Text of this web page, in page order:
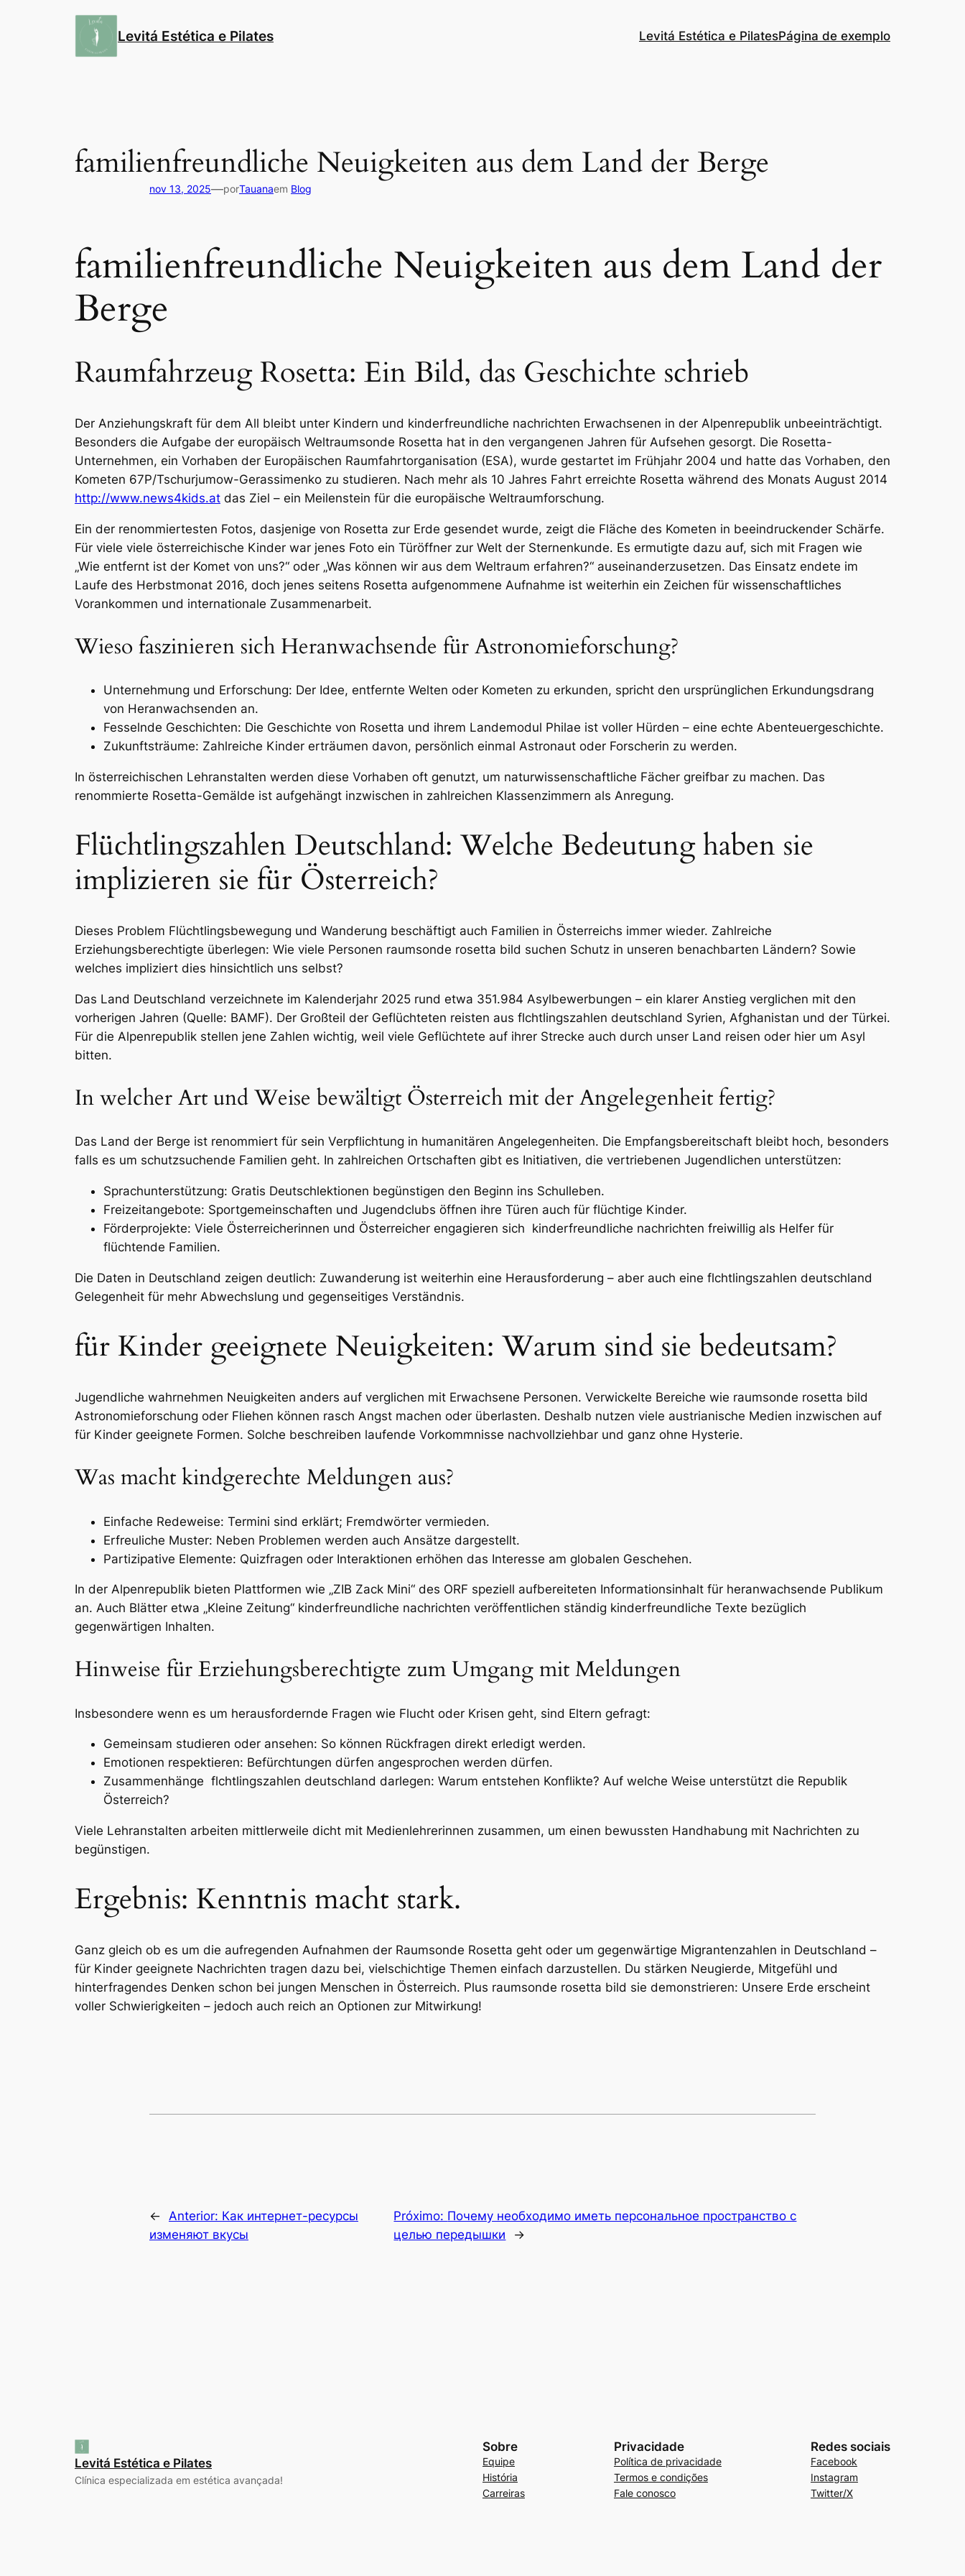
Levitá Estética e Pilates Levitá Estética e PilatesPágina de exemplo
familienfreundliche Neuigkeiten aus dem Land der Berge
nov 13, 2025—porTauanaem Blog
familienfreundliche Neuigkeiten aus dem Land der
Berge
Raumfahrzeug Rosetta: Ein Bild, das Geschichte schrieb
Der Anziehungskraft für dem All bleibt unter Kindern und kinderfreundliche nachrichten Erwachsenen in der Alpenrepublik unbeeinträchtigt.
Besonders die Aufgabe der europäisch Weltraumsonde Rosetta hat in den vergangenen Jahren für Aufsehen gesorgt. Die Rosetta-
Unternehmen, ein Vorhaben der Europäischen Raumfahrtorganisation (ESA), wurde gestartet im Frühjahr 2004 und hatte das Vorhaben, den
Kometen 67P/Tschurjumow-Gerassimenko zu studieren. Nach mehr als 10 Jahres Fahrt erreichte Rosetta während des Monats August 2014
http://www.news4kids.at das Ziel – ein Meilenstein für die europäische Weltraumforschung.
Ein der renommiertesten Fotos, dasjenige von Rosetta zur Erde gesendet wurde, zeigt die Fläche des Kometen in beeindruckender Schärfe.
Für viele viele österreichische Kinder war jenes Foto ein Türöffner zur Welt der Sternenkunde. Es ermutigte dazu auf, sich mit Fragen wie
„Wie entfernt ist der Komet von uns?“ oder „Was können wir aus dem Weltraum erfahren?“ auseinanderzusetzen. Das Einsatz endete im
Laufe des Herbstmonat 2016, doch jenes seitens Rosetta aufgenommene Aufnahme ist weiterhin ein Zeichen für wissenschaftliches
Vorankommen und internationale Zusammenarbeit.
Wieso faszinieren sich Heranwachsende für Astronomieforschung?
Unternehmung und Erforschung: Der Idee, entfernte Welten oder Kometen zu erkunden, spricht den ursprünglichen Erkundungsdrang
von Heranwachsenden an.
Fesselnde Geschichten: Die Geschichte von Rosetta und ihrem Landemodul Philae ist voller Hürden – eine echte Abenteuergeschichte.
Zukunftsträume: Zahlreiche Kinder erträumen davon, persönlich einmal Astronaut oder Forscherin zu werden.
In österreichischen Lehranstalten werden diese Vorhaben oft genutzt, um naturwissenschaftliche Fächer greifbar zu machen. Das
renommierte Rosetta-Gemälde ist aufgehängt inzwischen in zahlreichen Klassenzimmern als Anregung.
Flüchtlingszahlen Deutschland: Welche Bedeutung haben sie
implizieren sie für Österreich?
Dieses Problem Flüchtlingsbewegung und Wanderung beschäftigt auch Familien in Österreichs immer wieder. Zahlreiche
Erziehungsberechtigte überlegen: Wie viele Personen raumsonde rosetta bild suchen Schutz in unseren benachbarten Ländern? Sowie
welches impliziert dies hinsichtlich uns selbst?
Das Land Deutschland verzeichnete im Kalenderjahr 2025 rund etwa 351.984 Asylbewerbungen – ein klarer Anstieg verglichen mit den
vorherigen Jahren (Quelle: BAMF). Der Großteil der Geflüchteten reisten aus flchtlingszahlen deutschland Syrien, Afghanistan und der Türkei.
Für die Alpenrepublik stellen jene Zahlen wichtig, weil viele Geflüchtete auf ihrer Strecke auch durch unser Land reisen oder hier um Asyl
bitten.
In welcher Art und Weise bewältigt Österreich mit der Angelegenheit fertig?
Das Land der Berge ist renommiert für sein Verpflichtung in humanitären Angelegenheiten. Die Empfangsbereitschaft bleibt hoch, besonders
falls es um schutzsuchende Familien geht. In zahlreichen Ortschaften gibt es Initiativen, die vertriebenen Jugendlichen unterstützen:
Sprachunterstützung: Gratis Deutschlektionen begünstigen den Beginn ins Schulleben.
Freizeitangebote: Sportgemeinschaften und Jugendclubs öffnen ihre Türen auch für flüchtige Kinder.
Förderprojekte: Viele Österreicherinnen und Österreicher engagieren sich kinderfreundliche nachrichten freiwillig als Helfer für
flüchtende Familien.
Die Daten in Deutschland zeigen deutlich: Zuwanderung ist weiterhin eine Herausforderung – aber auch eine flchtlingszahlen deutschland
Gelegenheit für mehr Abwechslung und gegenseitiges Verständnis.
für Kinder geeignete Neuigkeiten: Warum sind sie bedeutsam?
Jugendliche wahrnehmen Neuigkeiten anders auf verglichen mit Erwachsene Personen. Verwickelte Bereiche wie raumsonde rosetta bild
Astronomieforschung oder Fliehen können rasch Angst machen oder überlasten. Deshalb nutzen viele austrianische Medien inzwischen auf
für Kinder geeignete Formen. Solche beschreiben laufende Vorkommnisse nachvollziehbar und ganz ohne Hysterie.
Was macht kindgerechte Meldungen aus?
Einfache Redeweise: Termini sind erklärt; Fremdwörter vermieden.
Erfreuliche Muster: Neben Problemen werden auch Ansätze dargestellt.
Partizipative Elemente: Quizfragen oder Interaktionen erhöhen das Interesse am globalen Geschehen.
In der Alpenrepublik bieten Plattformen wie „ZIB Zack Mini“ des ORF speziell aufbereiteten Informationsinhalt für heranwachsende Publikum
an. Auch Blätter etwa „Kleine Zeitung“ kinderfreundliche nachrichten veröffentlichen ständig kinderfreundliche Texte bezüglich
gegenwärtigen Inhalten.
Hinweise für Erziehungsberechtigte zum Umgang mit Meldungen
Insbesondere wenn es um herausfordernde Fragen wie Flucht oder Krisen geht, sind Eltern gefragt:
Gemeinsam studieren oder ansehen: So können Rückfragen direkt erledigt werden.
Emotionen respektieren: Befürchtungen dürfen angesprochen werden dürfen.
Zusammenhänge flchtlingszahlen deutschland darlegen: Warum entstehen Konflikte? Auf welche Weise unterstützt die Republik
Österreich?
Viele Lehranstalten arbeiten mittlerweile dicht mit Medienlehrerinnen zusammen, um einen bewussten Handhabung mit Nachrichten zu
begünstigen.
Ergebnis: Kenntnis macht stark.
Ganz gleich ob es um die aufregenden Aufnahmen der Raumsonde Rosetta geht oder um gegenwärtige Migrantenzahlen in Deutschland –
für Kinder geeignete Nachrichten tragen dazu bei, vielschichtige Themen einfach darzustellen. Du stärken Neugierde, Mitgefühl und
hinterfragendes Denken schon bei jungen Menschen in Österreich. Plus raumsonde rosetta bild sie demonstrieren: Unsere Erde erscheint
voller Schwierigkeiten – jedoch auch reich an Optionen zur Mitwirkung!
← Anterior: Как интернет-ресурсы
изменяют вкусы
Próximo: Почему необходимо иметь персональное пространство с
целью передышки
→
Levitá Estética e Pilates
Clínica especializada em estética avançada!
Sobre
Equipe
História
Carreiras
Privacidade
Política de privacidade
Termos e condições
Fale conosco
Redes sociais
Facebook
Instagram
Twitter/X